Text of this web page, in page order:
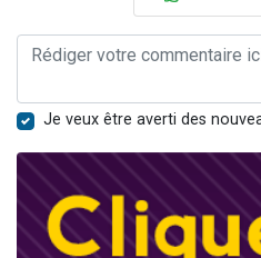
Je veux être averti des